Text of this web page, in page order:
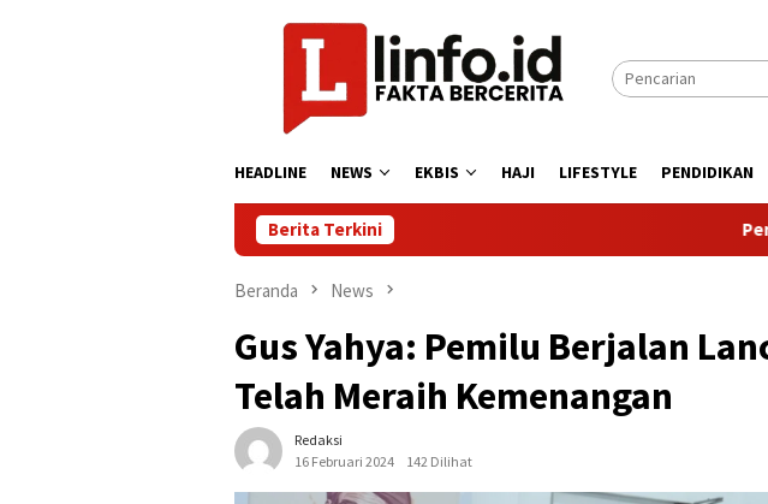
HEADLINE NEWS EKBIS HAJI LIFESTYLE PENDIDIKAN
Berita Terkini Perkuat Literasi
Beranda News
Gus Yahya: Pemilu Berjalan
Telah Meraih Kemenangan
Redaksi
16 Februari 2024
142 Dilihat